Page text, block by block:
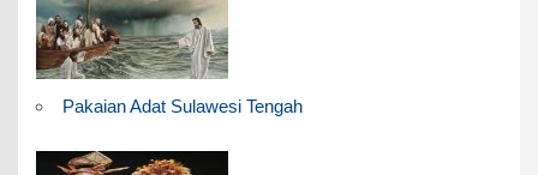
Pakaian Adat Sulawesi Tengah